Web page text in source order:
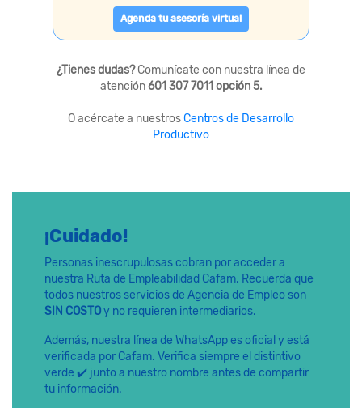
Agenda tu asesoría virtual
¿Tienes dudas?Comunícate con nuestra línea de
atención601 307 7011 opción 5.
O acércate a nuestrosCentros de Desarrollo
Productivo
¡Cuidado!
Personas inescrupulosas cobran por acceder a
nuestra Ruta de Empleabilidad Cafam. Recuerda que
todos nuestros servicios de Agencia de Empleo son
SIN COSTOy no requieren intermediarios.
Además, nuestra línea de WhatsApp es oficial y está
verificada por Cafam. Verifica siempre el distintivo
verde ✔️ junto a nuestro nombre antes de compartir
tu información.